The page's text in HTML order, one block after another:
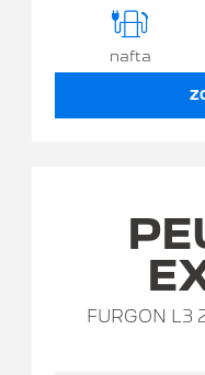
nafta
FURGON L3